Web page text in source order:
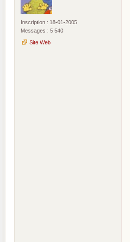
Inscription : 18-01-2005
Messages : 5 540
Site Web